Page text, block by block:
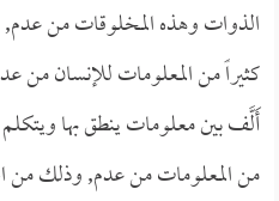
الذوات وهذه المخلوقات من
كثيراً من المعلومات للإنسان من
أَلَّف بين معلومات ينطق بها
من المعلومات من عدم, وذلك من